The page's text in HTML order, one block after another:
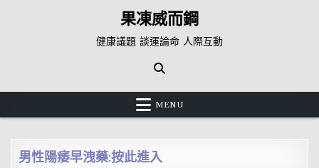
果凍威而鋼
健康議題 談運論命 人際互動
MENU
男性陽痿早洩藥:按此進入